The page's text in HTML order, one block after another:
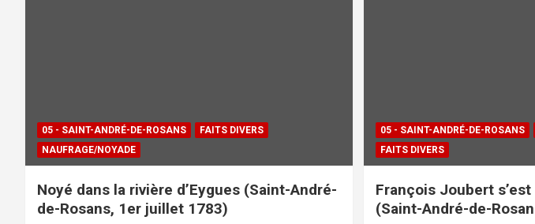
05 - SAINT-ANDRÉ-DE-ROSANS
FAITS DIVERS
NAUFRAGE/NOYADE
Noyé dans la rivière d’Eygues (Saint-André-
de-Rosans, 1er juillet 1783)
05 - SAINT-ANDRÉ-DE-ROSANS
FAITS DIVERS
François Joubert
(Saint-André-de-